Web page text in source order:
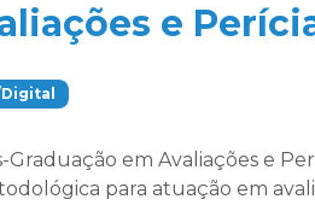
e
Graduação em Avaliações e
para atuação em